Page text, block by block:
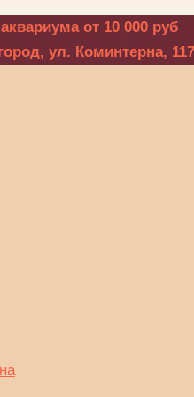
от 10 000 руб
ул. Коминтерна, 117